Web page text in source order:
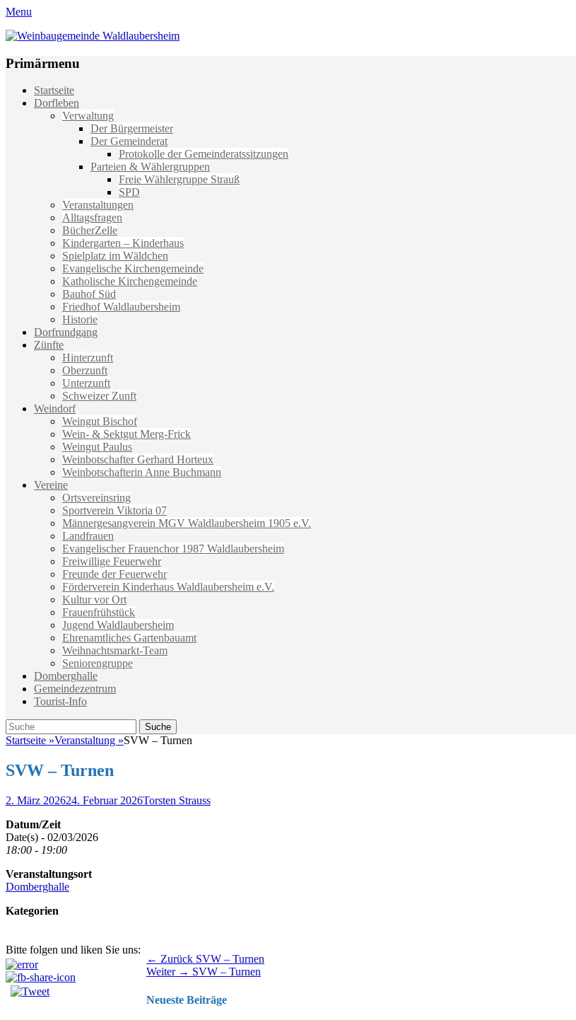
Menu
Weinbaugemeinde Waldlaubersheim
Primärmenu
Weiter
zum
Startseite
Dorfleben
Verwaltung
Der Bürgermeister
Der Gemeinderat
Protokolle der Gemeinderatssitzungen
Parteien & Wählergruppen
Freie Wählergruppe Strauß
SPD
Veranstaltungen
Alltagsfragen
BücherZelle
Kindergarten – Kinderhaus
Spielplatz im Wäldchen
Evangelische Kirchengemeinde
Katholische Kirchengemeinde
Bauhof Süd
Friedhof Waldlaubersheim
Historie
Dorfrundgang
Zünfte
Hinterzunft
Oberzunft
Unterzunft
Schweizer Zunft
Weindorf
Weingut Bischof
Wein- & Sektgut Merg-Frick
Weingut Paulus
Weinbotschafter Gerhard Horteux
Weinbotschafterin Anne Buchmann
Vereine
Ortsvereinsring
Sportverein Viktoria 07
Männergesangverein MGV Waldlaubersheim 1905 e.V.
Landfrauen
Evangelischer Frauenchor 1987 Waldlaubersheim
Freiwillige Feuerwehr
Freunde der Feuerwehr
Förderverein Kinderhaus Waldlaubersheim e.V.
Kultur vor Ort
Frauenfrühstück
Jugend Waldlaubersheim
Ehrenamtliches Gartenbauamt
Weihnachtsmarkt-Team
Seniorengruppe
Domberghalle
Gemeindezentrum
Tourist-Info
Suche
Suche
nach:
Startseite »Veranstaltung »SVW – Turnen
SVW – Turnen
Veröffentlicht
2. März 202624. Februar 2026Autor
Torsten Strauss
Datum/Zeit
Date(s) - 02/03/2026
18:00 - 19:00
Veranstaltungsort
Domberghalle
Kategorien
Bitte folgen und liken Sie uns:
Beitragsnavigation ← Zurück Vorhergehender
Beitrag:
SVW – Turnen
Weiter → Nächster
SVW – Turnen
Neueste Beiträge